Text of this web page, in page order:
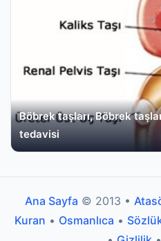
Böbrek taşları, Böbrek
tedavisi
Ana Sayfa © 2013 •
Kuran • Osmanlıca •